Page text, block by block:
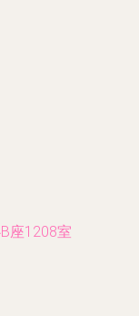
座1208室